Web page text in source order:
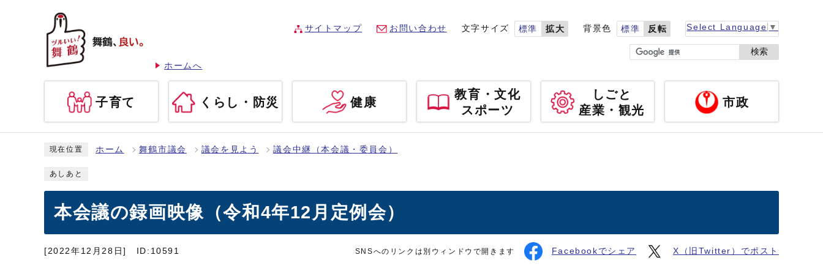
ホームへ
サイトマップ お問い合わせ 文字サイズ 標準 拡大 背景色 標準 反転 Select Language ▼
検索
子育て くらし・防災 健康
教育・文化
スポーツ
しごと
産業・観光
市政
現在位置 ホーム 舞鶴市議会 議会を見よう 議会中継（本会議・委員会）
あしあと
本会議の録画映像（令和4年12月定例会）
[2022年12月28日] ID:10591 SNSへのリンクは別ウィンドウで開きます Facebookでシェア X（旧Twitter）でポスト